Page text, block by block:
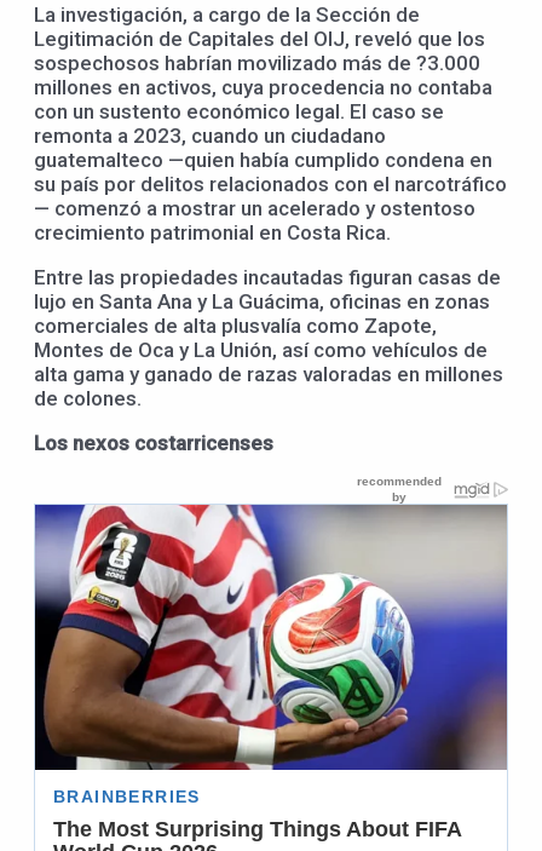
La investigación, a cargo de la Sección de
Legitimación de Capitales del OIJ, reveló que los
sospechosos habrían movilizado más de ?3.000
millones en activos, cuya procedencia no contaba
con un sustento económico legal. El caso se
remonta a 2023, cuando un ciudadano
guatemalteco —quien había cumplido condena en
su país por delitos relacionados con el narcotráfico
— comenzó a mostrar un acelerado y ostentoso
crecimiento patrimonial en Costa Rica.
Entre las propiedades incautadas figuran casas de
lujo en Santa Ana y La Guácima, oficinas en zonas
comerciales de alta plusvalía como Zapote,
Montes de Oca y La Unión, así como vehículos de
alta gama y ganado de razas valoradas en millones
de colones.
Los nexos costarricenses